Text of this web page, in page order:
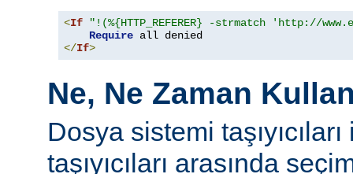
<If
"!(%{HTTP_REFERER} -strmatch 'http://
Require
</If>
Ne, Ne Zaman
Dosya sistemi
taşıyıcıları arasında